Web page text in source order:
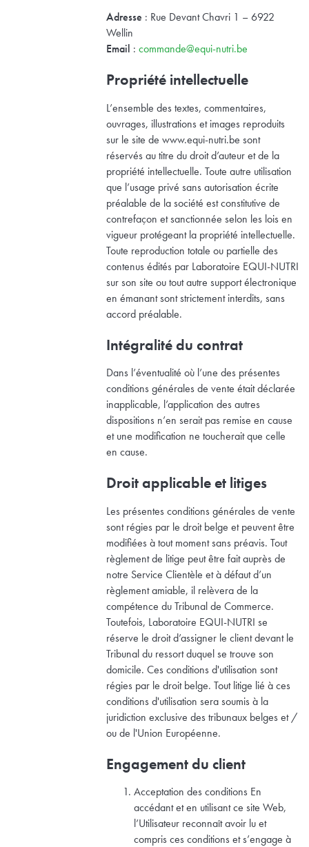
Adresse : Rue Devant Chavri 1 – 6922
Wellin
Email : commande@equi-nutri.be
Propriété intellectuelle
L’ensemble des textes, commentaires,
ouvrages, illustrations et images reproduits
sur le site de www.equi-nutri.be sont
réservés au titre du droit d’auteur et de la
propriété intellectuelle. Toute autre utilisation
que l’usage privé sans autorisation écrite
préalable de la société est constitutive de
contrefaçon et sanctionnée selon les lois en
vigueur protégeant la propriété intellectuelle.
Toute reproduction totale ou partielle des
contenus édités par Laboratoire EQUI-NUTRI
sur son site ou tout autre support électronique
en émanant sont strictement interdits, sans
accord préalable.
Intégralité du contrat
Dans l’éventualité où l’une des présentes
conditions générales de vente était déclarée
inapplicable, l’application des autres
dispositions n’en serait pas remise en cause
et une modification ne toucherait que celle
en cause.
Droit applicable et litiges
Les présentes conditions générales de vente
sont régies par le droit belge et peuvent être
modifiées à tout moment sans préavis. Tout
règlement de litige peut être fait auprès de
notre Service Clientèle et à défaut d’un
règlement amiable, il relèvera de la
compétence du Tribunal de Commerce.
Toutefois, Laboratoire EQUI-NUTRI se
réserve le droit d’assigner le client devant le
Tribunal du ressort duquel se trouve son
domicile. Ces conditions d'utilisation sont
régies par le droit belge. Tout litige lié à ces
conditions d'utilisation sera soumis à la
juridiction exclusive des tribunaux belges et /
ou de l'Union Européenne.
Engagement du client
Acceptation des conditions En
accédant et en utilisant ce site Web,
l’Utilisateur reconnaît avoir lu et
compris ces conditions et s’engage à